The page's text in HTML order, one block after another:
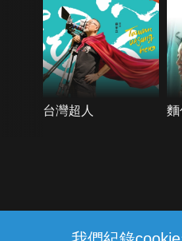
台灣超人 麵